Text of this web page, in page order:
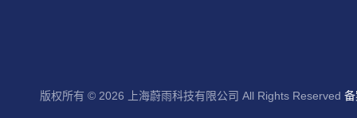
版权所有 © 2026 上海蔚雨科技有限公司 All Rights Reserved